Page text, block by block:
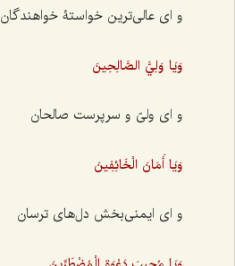
و ای عالی‌ترین خواستۀ خواهندگان
وَيَا وَلِيَّ الصَّالِحِينَ
و ای ولیّ و سرپرست صالحان
وَيَا أَمَانَ الْخَائِفِينَ
و ای ایمنی‌بخش دل‌های ترسان